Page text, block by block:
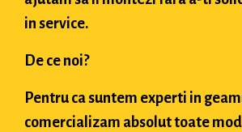
in service.
De ce noi?
Pentru ca suntem experti in
comercializam absolut toate